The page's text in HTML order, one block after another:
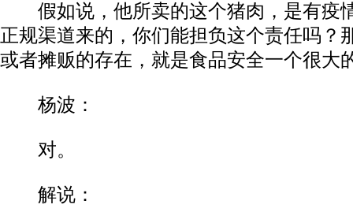
假如说，他所卖的这个猪肉，是有疫
正规渠道来的，你们能担负这个责任吗？
或者摊贩的存在，就是食品安全一个很大
杨波：
对。
解说：